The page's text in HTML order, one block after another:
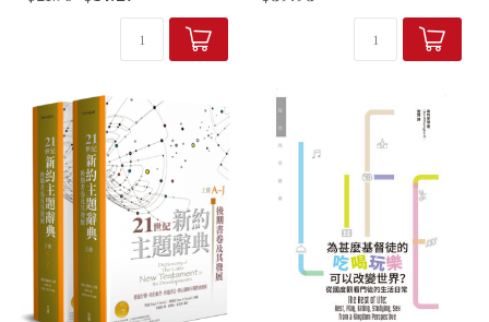
Witherington III），英國
德倫大學（Universi...
新約神學著述」—韋瑟林頓
（Ben Witherington III）